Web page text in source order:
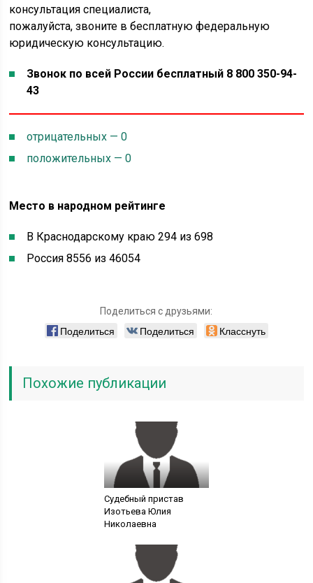
консультация специалиста,
пожалуйста, звоните в бесплатную федеральную
юридическую консультацию.
Звонок по всей России бесплатный 8 800 350-94-
43
отрицательных — 0
положительных — 0
Место в народном рейтинге
В Краснодарскому краю 294 из 698
Россия 8556 из 46054
Поделиться с друзьями:
Поделиться Поделиться Класснуть
Похожие публикации
Судебный пристав
Изотьева Юлия
Николаевна